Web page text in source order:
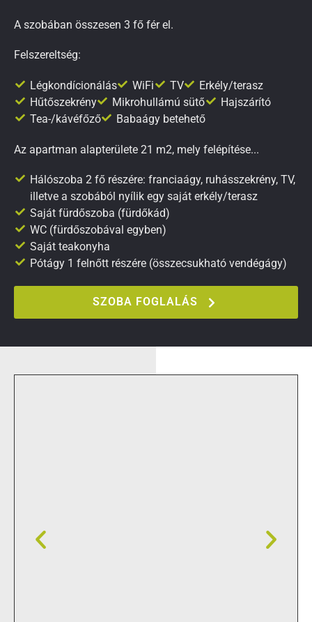
A szobában összesen 3 fő fér el.
Felszereltség:
Légkondícionálás WiFi TV
Erkély/terasz
Hűtőszekrény
Mikrohullámú sütő
Hajszárító
Tea-/kávéfőző
Babaágy betehető
Az apartman alapterülete 21 m2, mely felépítése...
Hálószoba 2 fő részére: franciaágy, ruhásszekrény, TV,
illetve a szobából nyílik egy saját erkély/terasz
Saját fürdőszoba (fürdőkád)
WC (fürdőszobával egyben)
Saját teakonyha
Pótágy 1 felnőtt részére (összecsukható vendégágy)
SZOBA FOGLALÁS